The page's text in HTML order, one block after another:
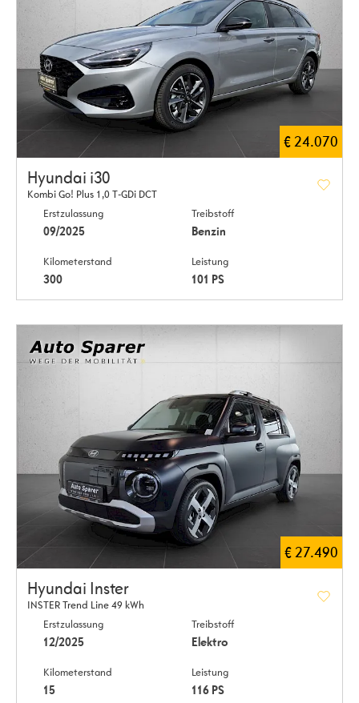
€ 24.070
Hyundai i30
Kombi Go! Plus 1,0 T-GDi DCT
Erstzulassung
09/2025
Treibstoff
Benzin
Kilometerstand
300
Leistung
101 PS
€ 27.490
Hyundai Inster
INSTER Trend Line 49 kWh
Erstzulassung
12/2025
Treibstoff
Elektro
Kilometerstand
15
Leistung
116 PS